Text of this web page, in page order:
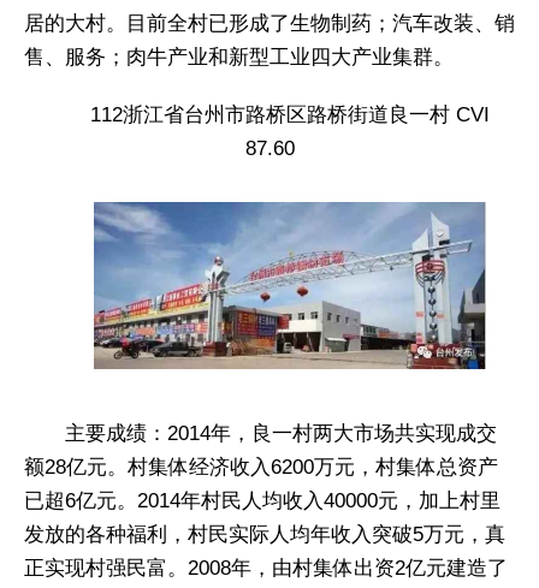
居的大村。目前全村已形成了生物制药；汽车改装、销
售、服务；肉牛产业和新型工业四大产业集群。
112浙江省台州市路桥区路桥街道良一村 CVI
87.60
主要成绩：2014年，良一村两大市场共实现成交
额28亿元。村集体经济收入6200万元，村集体总资产
已超6亿元。2014年村民人均收入40000元，加上村里
发放的各种福利，村民实际人均年收入突破5万元，真
正实现村强民富。2008年，由村集体出资2亿元建造了